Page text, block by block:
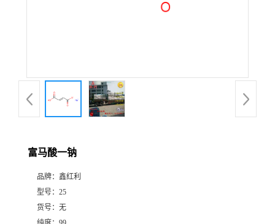
富马酸一钠
品牌： 鑫红利
型号： 25
货号： 无